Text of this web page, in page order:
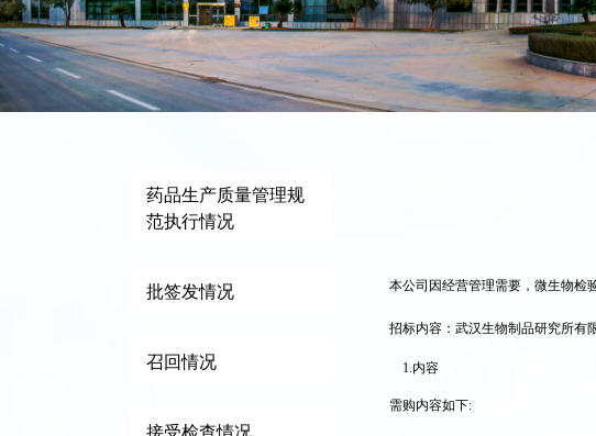
药品生产质量管理规
范执行情况
批签发情况
召回情况
接受检查情况
本公司因经营管理需要，微生物检
招标内容：武汉生物制品研究所有
1.内容
需购内容如下: